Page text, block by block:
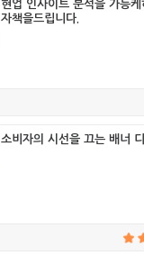
현업 인사이트 분석을 가능
자책을드립니다.
소비자의 시선을 끄는 배너